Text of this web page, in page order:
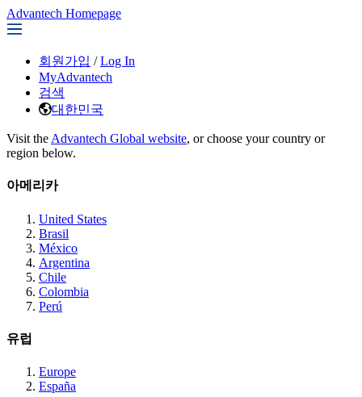
Advantech Homepage
회원가입 / Log In
MyAdvantech
검색
대한민국
Visit the Advantech Global website, or choose your country or
region below.
아메리카
United States
Brasil
México
Argentina
Chile
Colombia
Perú
유럽
Europe
España